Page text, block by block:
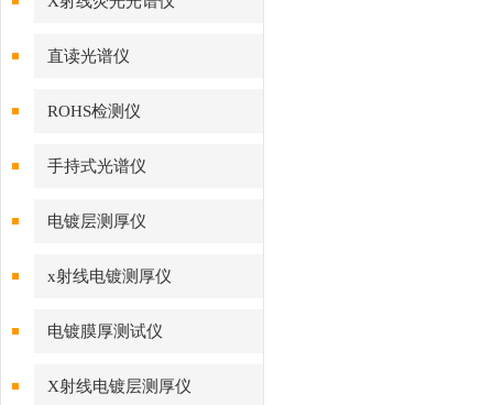
直读光谱仪
ROHS检测仪
手持式光谱仪
电镀层测厚仪
x射线电镀测厚仪
电镀膜厚测试仪
X射线电镀层测厚仪